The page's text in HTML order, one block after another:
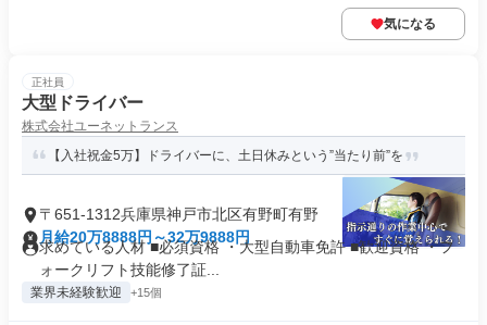
気になる
正社員
大型ドライバー
株式会社ユーネットランス
【入社祝金5万】ドライバーに、土日休みという”当たり前”を
〒651-1312兵庫県神戸市北区有野町有野
月給20万8888円～32万9888円
求めている人材 ■必須資格 ・大型自動車免許 ■歓迎資格 ・フ
ォークリフト技能修了証...
業界未経験歓迎 +15個